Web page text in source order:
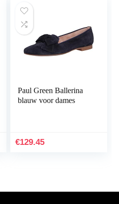
Paul Green Ballerina
blauw voor dames
€129.45